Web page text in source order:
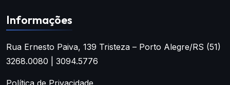
Informações
Rua Ernesto Paiva, 139 Tristeza – Porto Alegre/RS (51)
3268.0080 | 3094.5776
Política de Privacidade